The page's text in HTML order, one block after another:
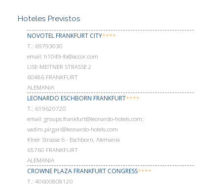
Hoteles Previstos
NOVOTEL FRANKFURT CITY****
Т.: 69793030
email: h1049-fo@accor.com
LISE-MEITNER STRASSE 2
60486 FRANKFURT
ALEMANIA
LEONARDO ESCHBORN FRANKFURT****
Т.: 619620720
email: groups.frankfurt@leonardo-hotels.com;
vadim.pirgari@leonardo-hotels.com
Klner Strasse 6 - Eschborn, Alemania
65760 FRANKFURT
ALEMANIA
CROWNE PLAZA FRANKFURT CONGRESS****
Т.: 40600808120